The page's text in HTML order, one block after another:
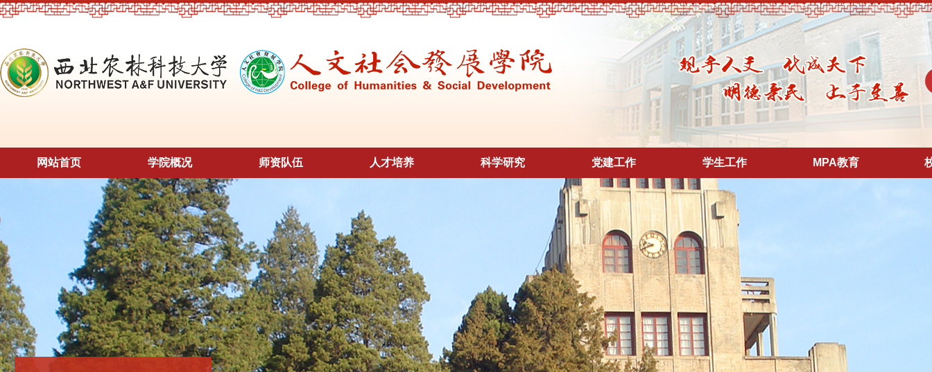
网站首页 学院概况 师资队伍 人才培养 科学研究 党建工作 学生工作 MPA教育